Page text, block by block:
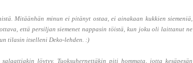
Mitäänhän minun ei pitänyt ostaa, ei ainakaan kukkien siemeniä,
että persiljan siemenet nappasin töistä, kun joku oli laittanut ne
tilasin itselleni Deko-lehden. :)
löytyy. Tuoksuhernettäkin piti hommata, jotta kesäpesän